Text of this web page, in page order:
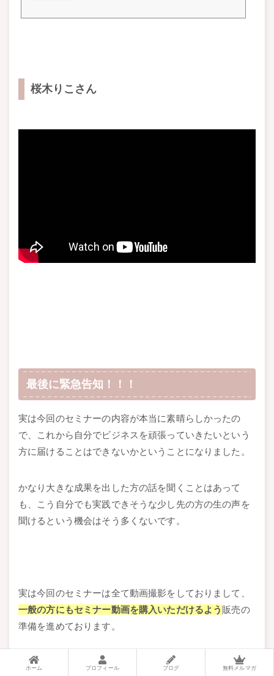
桜木りこさん
最後に緊急告知！！！
実は今回のセミナーの内容が本当に素晴らしかったの
で、これから自分でビジネスを頑張っていきたいという
方に届けることはできないかということになりました。
かなり大きな成果を出した方の話を聞くことはあって
も、こう自分でも実践できそうな少し先の方の生の声を
聞けるという機会はそう多くないです。
実は今回のセミナーは全て動画撮影をしておりまして、
一般の方にもセミナー動画を購入いただけるよう 販売の
準備を進めております。
ホーム プロフィール ブログ 無料メルマガ